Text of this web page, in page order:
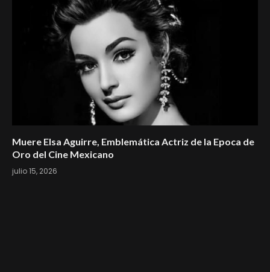
Muere Elsa Aguirre, Emblemática Actriz de la Epoca de
Oro del Cine Mexicano
julio 15, 2026